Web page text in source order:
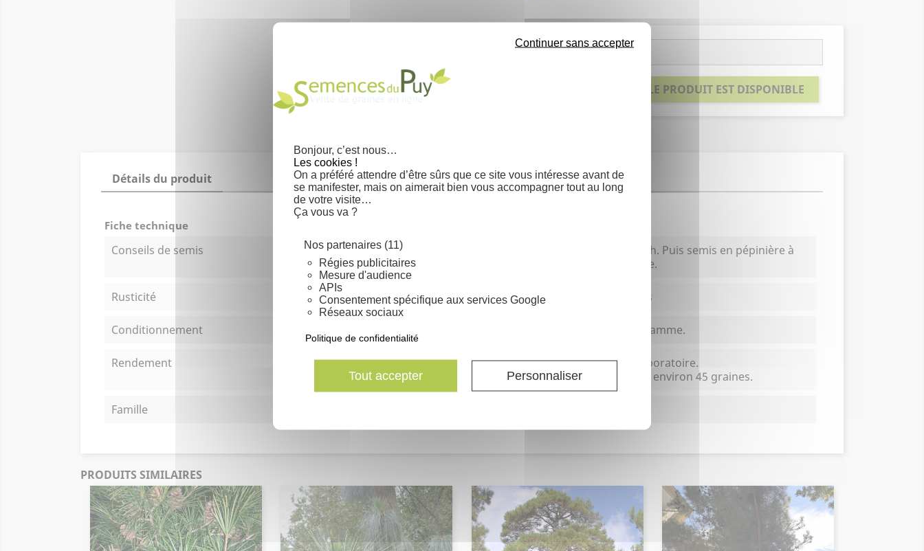
Bonjour, c’est nous…
Les cookies !
On a préféré attendre d’être sûrs que ce site vous intéresse avant de
se manifester, mais on aimerait bien vous accompagner tout au long
de votre visite…
Ça vous va ?
Nos partenaires (11)
Régies publicitaires
Mesure d'audience
APIs
Consentement spécifique aux services Google
Réseaux sociaux
Tout accepter
Continuer sans accepter
Personnaliser
Politique de confidentialité
PRÉVENEZ-MOI LORSQUE LE PRODUIT EST DISPONIBLE
Détails du produit
Fiche technique
Conseils de semis
Trempage des graines pendant 24h. Puis semis en pépinière à
18-20°C. Maintenir le semis humide.
Rusticité Très rustique, jusqu'à -15°C et plus
Conditionnement Au gramme ou en sachet de 0.5 gramme.
Rendement
Germination moyenne : 70% en laboratoire.
Un sachet de 0.5 gramme contient environ 45 graines.
Famille
PRODUITS SIMILAIRES